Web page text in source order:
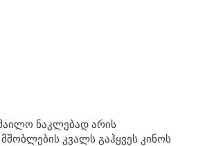
ნაკლებად არის
კვალს გაჰყვეს კინოს